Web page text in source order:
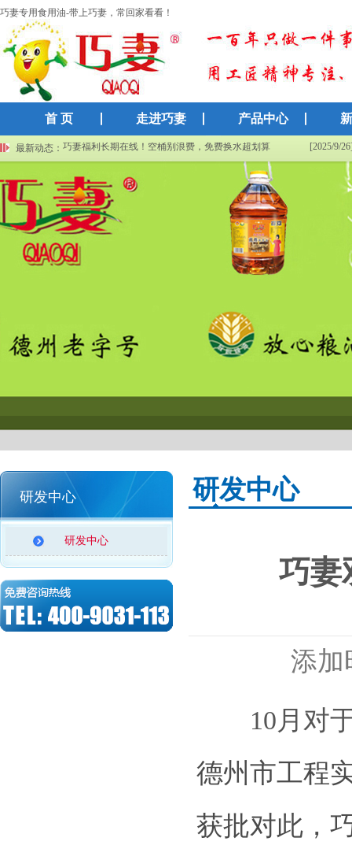
巧妻专用食用油-带上巧妻，常回家看看！
首 页 走进巧妻 产品中心
最新动态：
“秋老虎”来袭，巧妻给您发送了一份来自秋天的“补水通知单”！
巧妻福利长期在线！空桶别浪费，免费换水超划算
[2025/9/
研发中心
研发中心
研发中心
巧妻
添加
10月对
德州市工程
获批对此，